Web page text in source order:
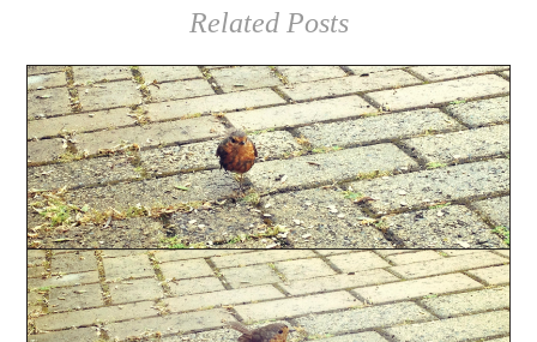
Related Posts